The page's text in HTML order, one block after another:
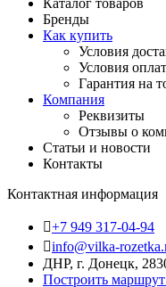
Бренды
Как купить
Условия
Условия
Гарантия на
Компания
Реквизиты
Отзывы о
Статьи и новости
Контакты
Контактная информация
+7 949 317-04-94
info@vilka-
ДНР, г. Донецк,
Построить